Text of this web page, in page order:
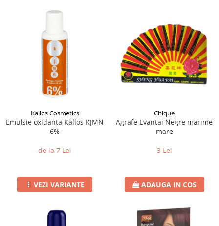
Kallos Cosmetics
Emulsie oxidanta Kallos KJMN
6%
de la 7 Lei
VEZI VARIANTE
Chique
Agrafe Evantai Negre marime
mare
3 Lei
ADAUGA IN COS